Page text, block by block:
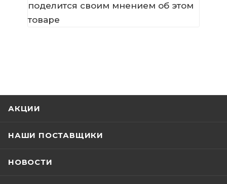
поделится своим мнением об этом
товаре
АКЦИИ
НАШИ ПОСТАВЩИКИ
НОВОСТИ